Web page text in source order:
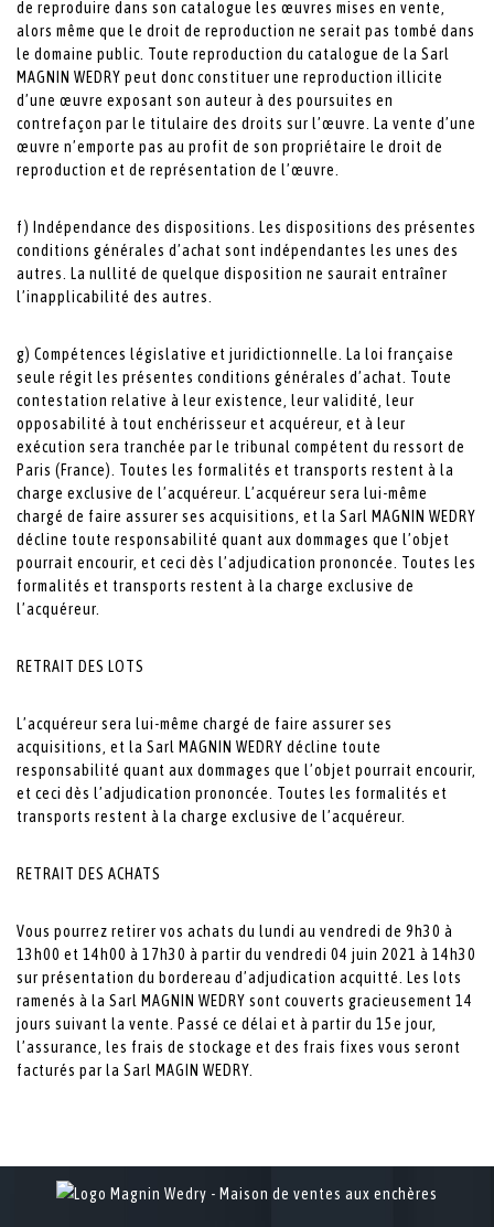
de reproduire dans son catalogue les œuvres mises en vente,
alors même que le droit de reproduction ne serait pas tombé dans
le domaine public. Toute reproduction du catalogue de la Sarl
MAGNIN WEDRY peut donc constituer une reproduction illicite
d’une œuvre exposant son auteur à des poursuites en
contrefaçon par le titulaire des droits sur l’œuvre. La vente d’une
œuvre n’emporte pas au profit de son propriétaire le droit de
reproduction et de représentation de l’œuvre.
f) Indépendance des dispositions. Les dispositions des présentes
conditions générales d’achat sont indépendantes les unes des
autres. La nullité de quelque disposition ne saurait entraîner
l’inapplicabilité des autres.
g) Compétences législative et juridictionnelle. La loi française
seule régit les présentes conditions générales d’achat. Toute
contestation relative à leur existence, leur validité, leur
opposabilité à tout enchérisseur et acquéreur, et à leur
exécution sera tranchée par le tribunal compétent du ressort de
Paris (France). Toutes les formalités et transports restent à la
charge exclusive de l’acquéreur. L’acquéreur sera lui-même
chargé de faire assurer ses acquisitions, et la Sarl MAGNIN WEDRY
décline toute responsabilité quant aux dommages que l’objet
pourrait encourir, et ceci dès l’adjudication prononcée. Toutes les
formalités et transports restent à la charge exclusive de
l’acquéreur.
RETRAIT DES LOTS
L’acquéreur sera lui-même chargé de faire assurer ses
acquisitions, et la Sarl MAGNIN WEDRY décline toute
responsabilité quant aux dommages que l’objet pourrait encourir,
et ceci dès l’adjudication prononcée. Toutes les formalités et
transports restent à la charge exclusive de l’acquéreur.
RETRAIT DES ACHATS
Vous pourrez retirer vos achats du lundi au vendredi de 9h30 à
13h00 et 14h00 à 17h30 à partir du vendredi 04 juin 2021 à 14h30
sur présentation du bordereau d’adjudication acquitté. Les lots
ramenés à la Sarl MAGNIN WEDRY sont couverts gracieusement 14
jours suivant la vente. Passé ce délai et à partir du 15e jour,
l’assurance, les frais de stockage et des frais fixes vous seront
facturés par la Sarl MAGIN WEDRY.